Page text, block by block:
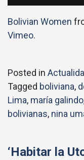
Bolivian Women
Vimeo.
Posted in
Tagged boliviana,
Lima, maría galindo
bolivianas, nina
‘Habitar la